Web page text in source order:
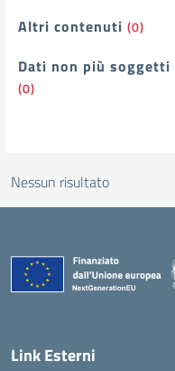
Altri contenuti (0)
Dati non più
(0)
Nessun risultato
Link Esterni